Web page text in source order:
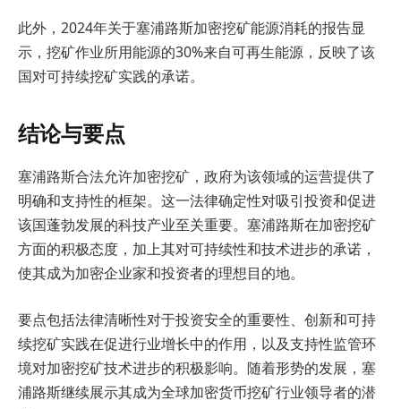
此外，2024年关于塞浦路斯加密挖矿能源消耗的报告显
示，挖矿作业所用能源的30%来自可再生能源，反映了该
国对可持续挖矿实践的承诺。
结论与要点
塞浦路斯合法允许加密挖矿，政府为该领域的运营提供了
明确和支持性的框架。这一法律确定性对吸引投资和促进
该国蓬勃发展的科技产业至关重要。塞浦路斯在加密挖矿
方面的积极态度，加上其对可持续性和技术进步的承诺，
使其成为加密企业家和投资者的理想目的地。
要点包括法律清晰性对于投资安全的重要性、创新和可持
续挖矿实践在促进行业增长中的作用，以及支持性监管环
境对加密挖矿技术进步的积极影响。随着形势的发展，塞
浦路斯继续展示其成为全球加密货币挖矿行业领导者的潜